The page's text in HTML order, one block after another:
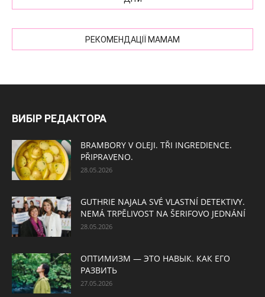
РЕКОМЕНДАЦІЇ МАМАМ
ВИБІР РЕДАКТОРА
BRAMBORY V OLEJI. TŘI INGREDIENCE.
PŘIPRAVENO.
28.05.2026
GUTHRIE NAJALA SVÉ VLASTNÍ DETEKTIVY.
NEMÁ TRPĚLIVOST NA ŠERIFOVO JEDNÁNÍ
28.05.2026
ОПТИМИЗМ — ЭТО НАВЫК. КАК ЕГО
РАЗВИТЬ
27.05.2026